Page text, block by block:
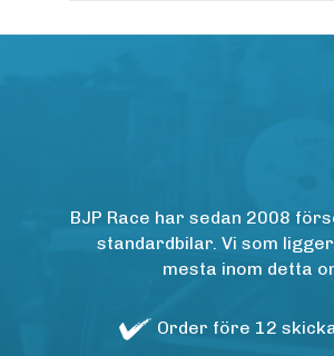
BJP Race har sedan 2008
standardbilar. Vi som
mesta inom detta
Order före 12